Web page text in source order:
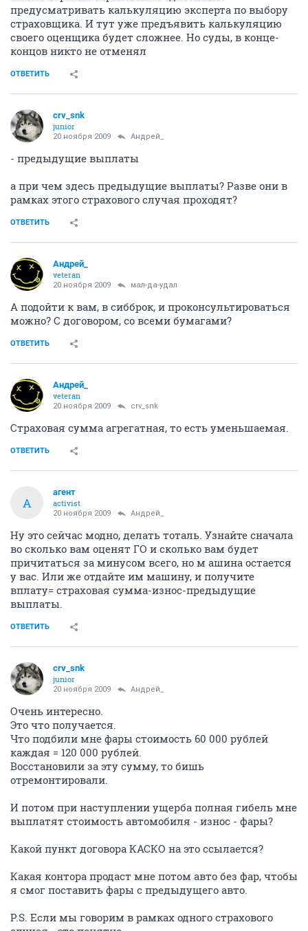
предусматривать калькуляцию эксперта по выбору
страховщика. И тут уже предъявить калькуляцию
своего оценщика будет сложнее. Но суды, в конце-
концов никто не отменял
ОТВЕТИТЬ
crv_snk
junior
20 ноября 2009 Андрей_
- предыдущие выплаты
а при чем здесь предыдущие выплаты? Разве они в
рамках этого страхового случая проходят?
ОТВЕТИТЬ
Андрей_
veteran
20 ноября 2009 мал-да-удал
А подойти к вам, в сибброк, и проконсультироваться
можно? С договором, со всеми бумагами?
ОТВЕТИТЬ
Андрей_
veteran
20 ноября 2009 crv_snk
Страховая сумма агрегатная, то есть уменьшаемая.
ОТВЕТИТЬ
А
агент
activist
20 ноября 2009 Андрей_
Ну это сейчас модно, делать тоталь. Узнайте сначала
во сколько вам оценят ГО и сколько вам будет
причитаться за минусом всего, но м ашина остается
у вас. Или же отдайте им машину, и получите
вплату= страховая сумма-износ-предыдущие
выплаты.
ОТВЕТИТЬ
crv_snk
junior
20 ноября 2009 Андрей_
Очень интересно.
Это что получается.
Что подбили мне фары стоимость 60 000 рублей
каждая = 120 000 рублей.
Восстановили за эту сумму, то бишь
отремонтировали.
И потом при наступлении ущерба полная гибель мне
выплатят стоимость автомобиля - износ - фары?
Какой пункт договора КАСКО на это ссылается?
Какая контора продаст мне потом авто без фар, чтобы
я смог поставить фары с предыдущего авто.
P.S. Если мы говорим в рамках одного страхового